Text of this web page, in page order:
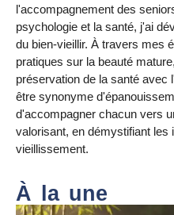
l'accompagnement des
psychologie et la santé, j'ai
du bien-vieillir. À travers mes
pratiques sur la beauté
préservation de la santé avec
être synonyme
d'accompagner chacun vers
valorisant, en démystifiant les
vieillissement.
À la une